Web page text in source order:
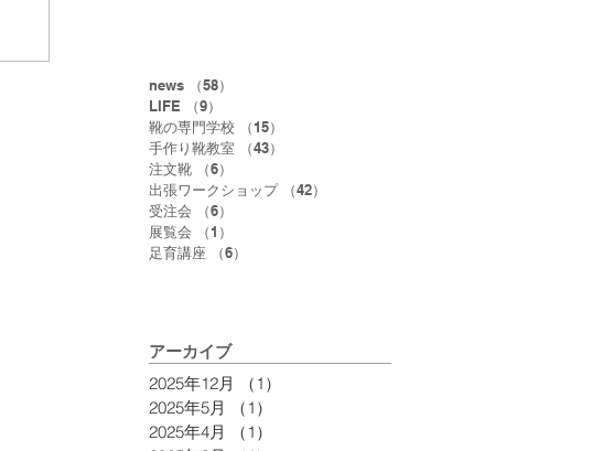
news （58）
LIFE
（9）
靴の専門学校
（15）
手作り靴教室
（43）
注文靴
（6）
出張ワークショップ
（42）
受注会
（6）
展覧会
（1）
足育講座
（6）
アーカイブ
2025年12月 （1）
2025年5月
（1）
2025年4月
（1）